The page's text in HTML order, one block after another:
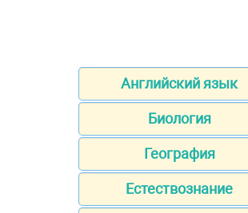
Английский язык
Биология
География
Естествознание